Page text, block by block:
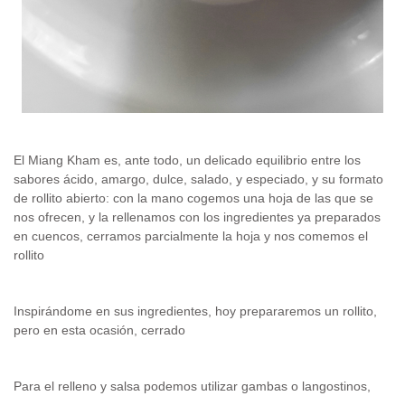
El Miang Kham es, ante todo, un delicado equilibrio entre los
sabores ácido, amargo, dulce, salado, y especiado, y su formato
de rollito abierto: con la mano cogemos una hoja de las que se
nos ofrecen, y la rellenamos con los ingredientes ya preparados
en cuencos, cerramos parcialmente la hoja y nos comemos el
rollito
Inspirándome en sus ingredientes, hoy prepararemos un rollito,
pero en esta ocasión, cerrado
Para el relleno y salsa podemos utilizar gambas o langostinos,